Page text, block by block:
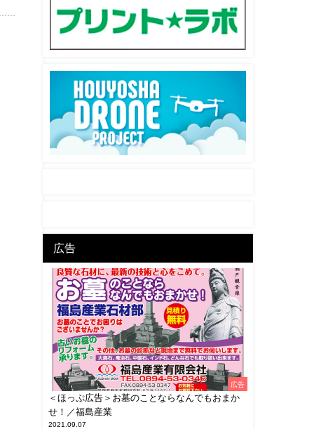
広告
広告
＜ほっぷ広告＞お墓のことならなんでもおまか
せ！／福島産業
2021.09.07